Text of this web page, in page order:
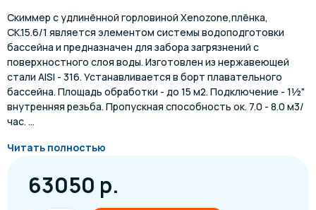
Скиммер с удлинённой горловиной Xenozone,плёнка,
СК.15.6/1 является элементом системы водоподготовки
бассейна и предназначен для забора загрязнений с
поверхностного слоя воды. Изготовлен из нержавеющей
стали AISI - 316. Устанавливается в борт плавательного
бассейна. Площадь обработки - до 15 м2. Подключение - 1½"
внутренняя резьба. Пропускная способность ок. 7.0 - 8.0 м3/
час. ...
Читать полностью
63050 р.